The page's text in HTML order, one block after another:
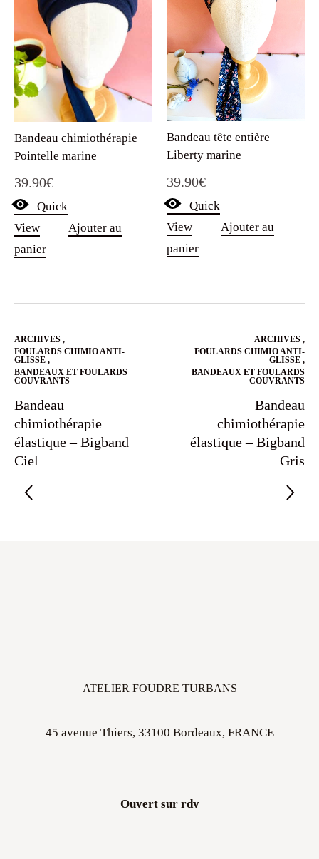
Bandeau chimiothérapie
Pointelle marine
39.90€
Quick
View
Ajouter au
panier
Bandeau tête entière
Liberty marine
39.90€
Quick
View
Ajouter au
panier
ARCHIVES ,
FOULARDS CHIMIO ANTI-
GLISSE ,
BANDEAUX ET FOULARDS
COUVRANTS
Bandeau
chimiothérapie
élastique – Bigband
Ciel
ARCHIVES ,
FOULARDS CHIMIO ANTI-
GLISSE ,
BANDEAUX ET FOULARDS
COUVRANTS
Bandeau
chimiothérapie
élastique – Bigband
Gris
ATELIER FOUDRE TURBANS
45 avenue Thiers, 33100 Bordeaux, FRANCE
Ouvert sur rdv